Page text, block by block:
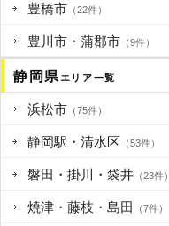
豊橋市 （22件）
豊川市・蒲郡市 （9件）
静岡県エリア一覧
浜松市 （75件）
静岡駅・清水区 （53件）
磐田・掛川・袋井 （23件）
焼津・藤枝・島田 （7件）